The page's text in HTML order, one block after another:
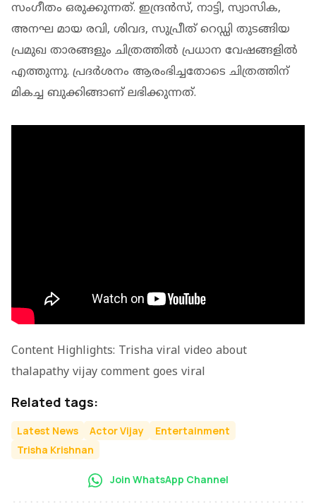
സംഗീതം ഒരുക്കുന്നത്. ഇന്ദ്രന്‍സ്, നാട്ടി, സ്വാസിക,
അനഘ മായ രവി, ശിവദ, സുപ്രീത് റെഡ്ഡി തുടങ്ങിയ
പ്രമുഖ താരങ്ങളും ചിത്രത്തില്‍ പ്രധാന വേഷങ്ങളില്‍
എത്തുന്നു. പ്രദര്‍ശനം ആരംഭിച്ചതോടെ ചിത്രത്തിന്
മികച്ച ബുക്കിങ്ങാണ് ലഭിക്കുന്നത്.
Content Highlights: Trisha viral video about
thalapathy vijay comment goes viral
Related tags:
Latest News Actor Vijay
Entertainment
Trisha Krishnan
Join WhatsApp Channel